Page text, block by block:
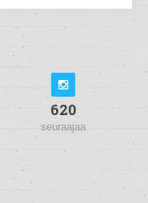
620
seuraajaa